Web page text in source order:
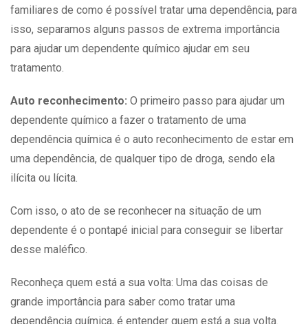
familiares de como é possível tratar uma dependência, para
isso, separamos alguns passos de extrema importância
para ajudar um dependente químico ajudar em seu
tratamento.
Auto reconhecimento: O primeiro passo para ajudar um
dependente químico a fazer o tratamento de uma
dependência química é o auto reconhecimento de estar em
uma dependência, de qualquer tipo de droga, sendo ela
ilícita ou lícita.
Com isso, o ato de se reconhecer na situação de um
dependente é o pontapé inicial para conseguir se libertar
desse maléfico.
Reconheça quem está a sua volta: Uma das coisas de
grande importância para saber como tratar uma
dependência química, é entender quem está a sua volta.